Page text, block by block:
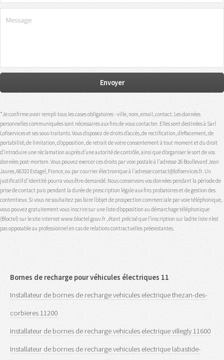
*Je confirme avoir rempli tous les cases obligatoires - ville, nom, email, contact. Les données
personnelles communiquées sont nécessaires aux fins de vous contacter. Elles sont destinées à Sarl
Lofiservices et ses sous-traitants. Vous disposez de droits d’accès, de rectification, d’effacement, de
portabilité, de limitation, d’opposition, de retrait de votre consentement à tout moment et du droit
d’introduire une réclamation auprès d’une autorité de contrôle, ainsi que d’organiser le sort de vos
données post-mortem. Vous pouvez exercer ces droits par voie postale à l'adresse 26 Boullevard Jean
Jaures, 66310 Estagel, France, ou par courrier électronique à l'adresse contact@lofiservices.fr. Un
justificatif d'identité pourra vous être demandé. Nous conservons vos données pendant la période de
prise de contact puis pendant la durée de prescription légale aux fins probatoires et de gestion des
contentieux. Si vous ne souhaitez pas faire l’objet de prospection commerciale par voie téléphonique,
vous pouvez gratuitement vous inscrire sur une liste d’opposition au démarchage téléphonique
(Bloctel) sur le site internet www.bloctel.gouv.fr , étant précisé que l’inscription sur ladite liste n’est
pas opposable au professionnel en cas de relations contractuelles préexistantes.
Bornes de recharge pour véhicules électriques 11
Installateur de bornes de recharge vehicules electrique thezan-des-
corbieres 11200
Installateur de bornes de recharge vehicules electrique villegly 11600
Installateur de bornes de recharge vehicules electrique labastide-